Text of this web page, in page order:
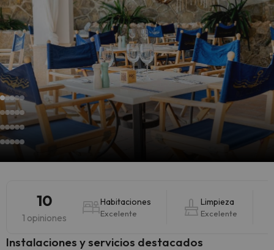
10
1 opiniones
Habitaciones
Excelente
Limpieza
Excelente
Instalaciones y servicios destacados